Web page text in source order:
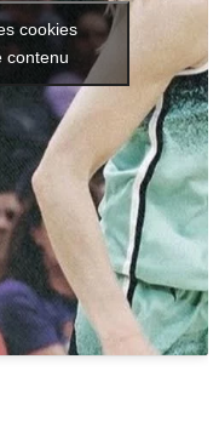
cookies
contenu